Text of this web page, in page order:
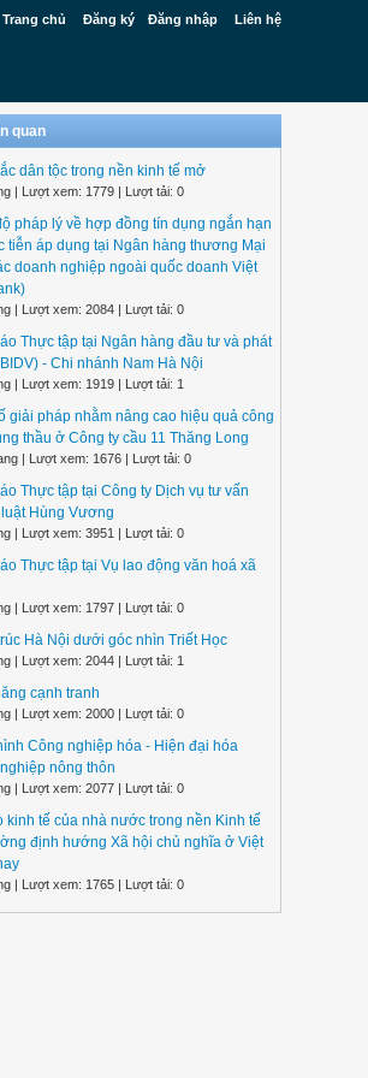
Trang chủ Đăng ký Đăng nhập Liên hệ
quan
dân tộc trong nền kinh tế mở
| Lượt xem: 1779 | Lượt tải: 0
pháp lý về hợp đồng tín dụng ngắn hạn
tiễn áp dụng tại Ngân hàng thương Mại
doanh nghiệp ngoài quốc doanh Việt
| Lượt xem: 2084 | Lượt tải: 0
Thực tập tại Ngân hàng đầu tư và phát
- Chi nhánh Nam Hà Nội
| Lượt xem: 1919 | Lượt tải: 1
giải pháp nhằm nâng cao hiệu quả công
thầu ở Công ty cầu 11 Thăng Long
| Lượt xem: 1676 | Lượt tải: 0
Thực tập tại Công ty Dịch vụ tư vấn
luật Hùng Vương
| Lượt xem: 3951 | Lượt tải: 0
Thực tập tại Vụ lao động văn hoá xã
| Lượt xem: 1797 | Lượt tải: 0
Hà Nội dưới góc nhìn Triết Học
| Lượt xem: 2044 | Lượt tải: 1
cạnh tranh
| Lượt xem: 2000 | Lượt tải: 0
Công nghiệp hóa - Hiện đại hóa
nông thôn
| Lượt xem: 2077 | Lượt tải: 0
kinh tế của nhà nước trong nền Kinh tế
định hướng Xã hội chủ nghĩa ở Việt
| Lượt xem: 1765 | Lượt tải: 0